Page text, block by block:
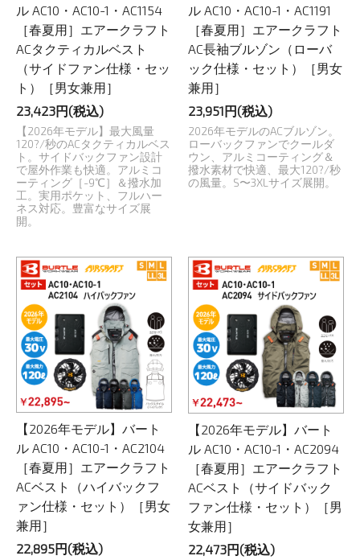
ル AC10・AC10-1・AC1154
［春夏用］エアークラフト
ACタクティカルベスト
（サイドファン仕様・セッ
ト）［男女兼用］
23,423円(税込)
【2026年モデル】最大風量
120?/秒のACタクティカルベス
ト。サイドバックファン設計
で屋外作業も快適。アルミコ
ーティング［-9℃］＆撥水加
工。実用ポケット、フルハー
ネス対応。豊富なサイズ展
開。
ル AC10・AC10-1・AC1191
［春夏用］エアークラフト
AC長袖ブルゾン（ローバ
ック仕様・セット）［男女
兼用］
23,951円(税込)
2026年モデルのACブルゾン。
ローバックファンでクールダ
ウン、アルミコーティング＆
撥水素材で快適、最大120?/秒
の風量。S〜3XLサイズ展開。
【2026年モデル】バート
ル AC10・AC10-1・AC2104
［春夏用］エアークラフト
ACベスト（ハイバックフ
ァン仕様・セット）［男女
兼用］
22,895円(税込)
【2026年モデル】バート
ル AC10・AC10-1・AC2094
［春夏用］エアークラフト
ACベスト（サイドバック
ファン仕様・セット）［男
女兼用］
22,473円(税込)